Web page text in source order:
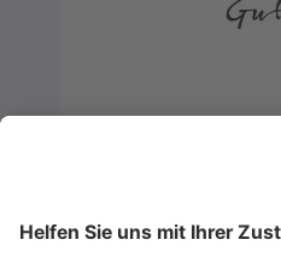
Hebelstr. 27